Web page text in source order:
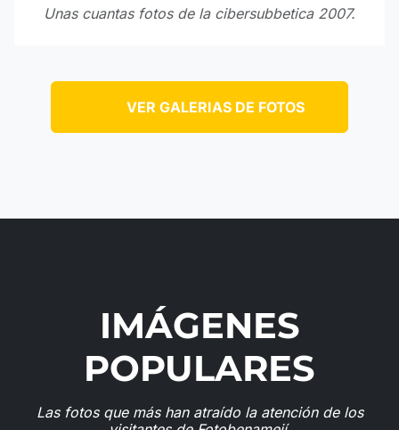
Unas cuantas fotos de la cibersubbetica 2007.
VER GALERIAS DE FOTOS
IMÁGENES
POPULARES
Las fotos que más han atraído la atención de los